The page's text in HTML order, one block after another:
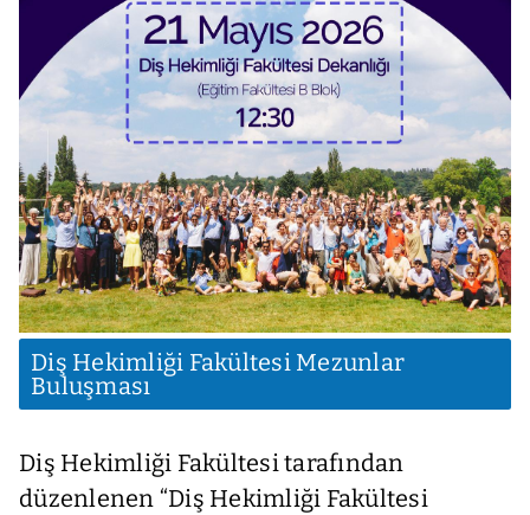
Diş Hekimliği Fakültesi Mezunlar
Buluşması
Diş Hekimliği Fakültesi tarafından
düzenlenen “Diş Hekimliği Fakültesi